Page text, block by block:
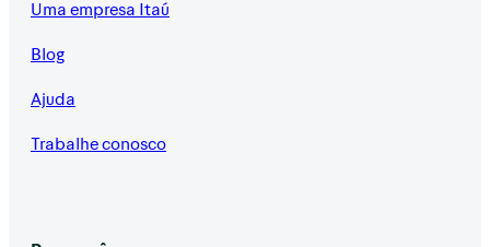
Uma empresa Itaú
Blog
Ajuda
Trabalhe conosco